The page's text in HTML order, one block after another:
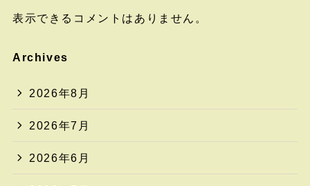
表示できるコメントはありません。
Archives
2026年8月
2026年7月
2026年6月